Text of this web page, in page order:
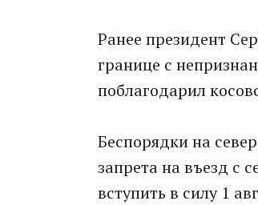
Ранее президент
границе с
поблагодарил
Беспорядки на
запрета на въезд с
вступить в силу 1